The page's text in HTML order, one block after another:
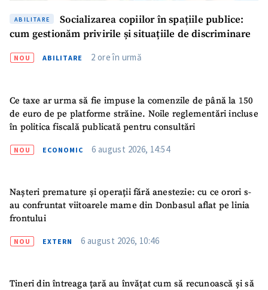
ABILITARE
Socializarea copiilor în spațiile publice:
cum gestionăm privirile și situațiile de discriminare
NOU ABILITARE 2 ore în urmă
Ce taxe ar urma să fie impuse la comenzile de până la 150
de euro de pe platforme străine. Noile reglementări incluse
în politica fiscală publicată pentru consultări
NOU ECONOMIC 6 august 2026, 14:54
Nașteri premature și operații fără anestezie: cu ce orori s-
au confruntat viitoarele mame din Donbasul aflat pe linia
frontului
NOU EXTERN 6 august 2026, 10:46
Tineri din întreaga țară au învățat cum să recunoască și să